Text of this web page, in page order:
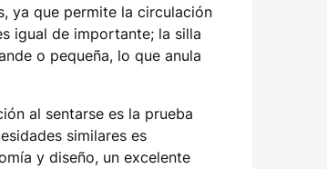
ya que permite la circulación
igual de importante; la silla
o pequeña, lo que anula
al sentarse es la prueba
similares es
y diseño, un excelente